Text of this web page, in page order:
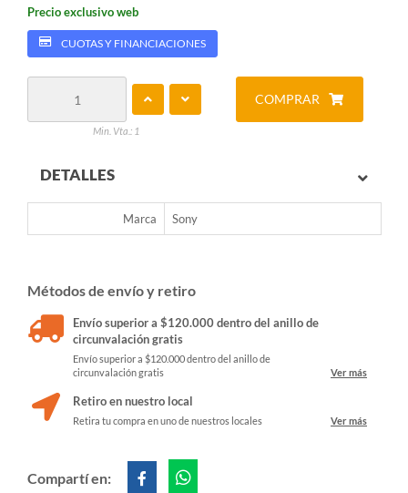
Precio exclusivo web
CUOTAS Y FINANCIACIONES
Min. Vta.: 1
COMPRAR
DETALLES
Marca Sony
Métodos de envío y retiro
Envío superior a $120.000 dentro del anillo de
circunvalación gratis
Envío superior a $120.000 dentro del anillo de
circunvalación gratis
Ver más
Retiro en nuestro local
Retira tu compra en uno de nuestros locales Ver más
Compartí en: